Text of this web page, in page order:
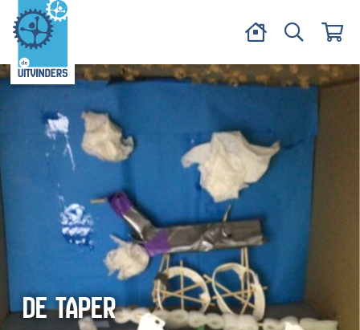
DE TAPER